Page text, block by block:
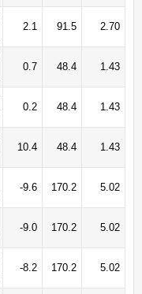
2.1 91.5 2.70
0.7 48.4 1.43
0.2 48.4 1.43
10.4 48.4 1.43
-9.6 170.2 5.02
-9.0 170.2 5.02
-8.2 170.2 5.02